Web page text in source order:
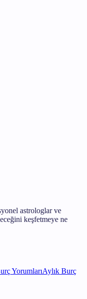
astrologlar ve
keşfetmeye ne
YorumlarıAylık Burç